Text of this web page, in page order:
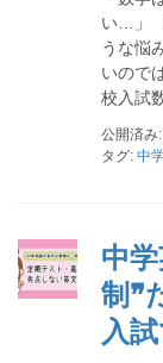
い…」
うな悩
いので
校入試
公開済み
タグ: 中
中
制❞
入